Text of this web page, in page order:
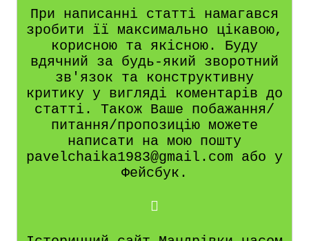
При написанні статті намагався
зробити її максимально цікавою,
корисною та якісною. Буду
вдячний за будь-який зворотний
зв'язок та конструктивну
критику у вигляді коментарів до
статті. Також Ваше побажання/
питання/пропозицію можете
написати на мою пошту
pavelchaika1983@gmail.com або у
Фейсбук.